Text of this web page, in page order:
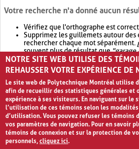
Votre recherche n'a donné aucun
Vérifiez que l'orthographe est
Supprimez les guillemets autour des
rechercher chaque mot séparément.
souvent plus de résultat que"garage
Envisagez d'élargir votre recherche
retournera souvent plus de résultat
NOTRE SITE WEB UTILISE DES
REHAUSSER VOTRE EXPÉRIENCE DE
Le site web de Polytechnique Montréal utilise
afin de recueillir des statistiques générales et
expérience à ses visiteurs. En naviguant sur le
l’utilisation de ces témoins selon les
d’utilisation. Vous pouvez refuser les témoins
vos paramètres de navigation. Pour en savoir
témoins de connexion et sur la protection de
personnels,cliquez ici.